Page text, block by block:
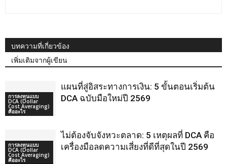
บทความที่เกี่ยวข้อง
เพิ่มเติมจากผู้เขียน
การลงทุนแบบ
DCA (Dollar
Cost Averaging)
คืออะไร
แผนที่สู่อิสระทางการเงิน: 5 ขั้นตอนเริ่มต้น
DCA ฉบับมือใหม่ปี 2569
การลงทุนแบบ
DCA (Dollar
Cost Averaging)
คืออะไร
ไม่ต้องจับจังหวะตลาด: 5 เหตุผลที่ DCA คือ
เครื่องมือลดความเสี่ยงที่ดีที่สุดในปี 2569